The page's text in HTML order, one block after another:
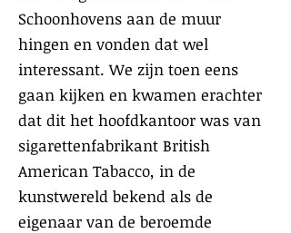
Schoonhovens aan de muur
hingen en vonden dat wel
interessant. We zijn toen eens
gaan kijken en kwamen erachter
dat dit het hoofdkantoor was van
sigarettenfabrikant British
American Tabacco, in de
kunstwereld bekend als de
eigenaar van de beroemde